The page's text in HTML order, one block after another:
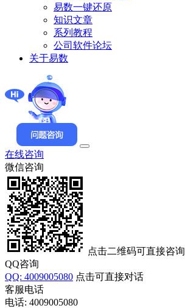
易数一键还原
知识文章
系列教程
公司软件论坛
关于易数
在线咨询
微信咨询
点击二维码可直接咨询
QQ咨询
QQ: 4009005080 点击可直接对话
客服电话
电话: 4009005080